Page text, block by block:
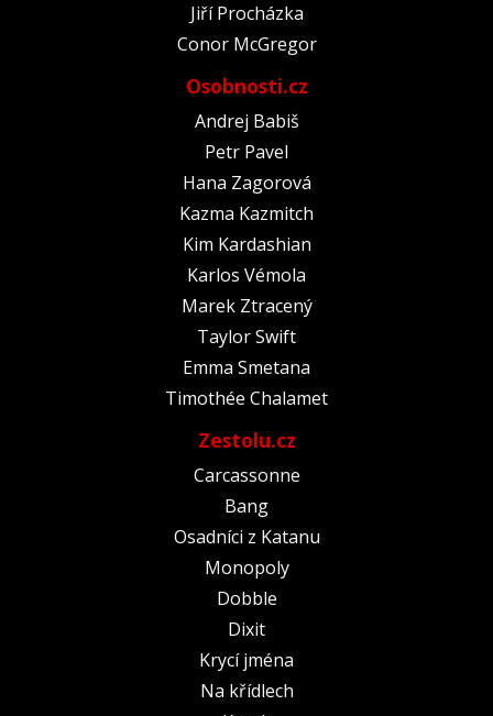
Jiří Procházka
Conor McGregor
Osobnosti.cz
Andrej Babiš
Petr Pavel
Hana Zagorová
Kazma Kazmitch
Kim Kardashian
Karlos Vémola
Marek Ztracený
Taylor Swift
Emma Smetana
Timothée Chalamet
Zestolu.cz
Carcassonne
Bang
Osadníci z Katanu
Monopoly
Dobble
Dixit
Krycí jména
Na křídlech